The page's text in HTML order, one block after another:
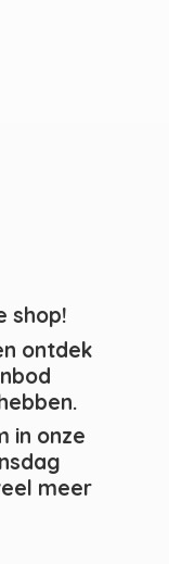
shop!
ontdek
in onze
meer